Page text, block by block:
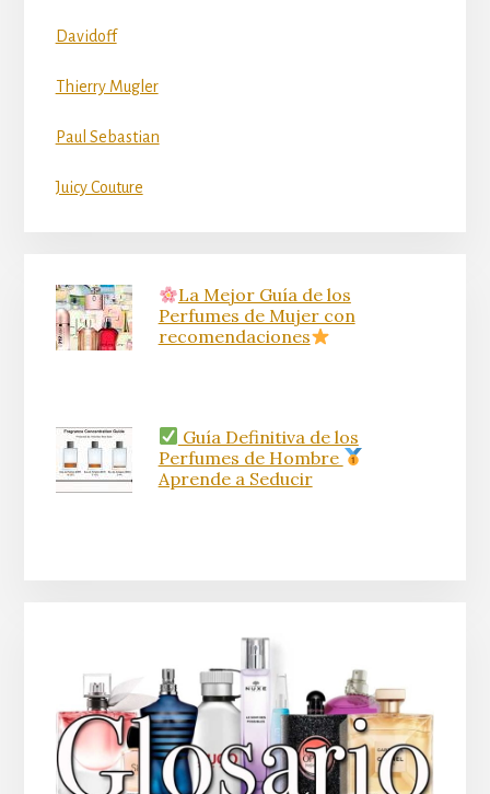
Davidoff
Thierry Mugler
Paul Sebastian
Juicy Couture
La Mejor Guía de los
Perfumes de Mujer con
recomendaciones
Guía Definitiva de los
Perfumes de Hombre
Aprende a Seducir